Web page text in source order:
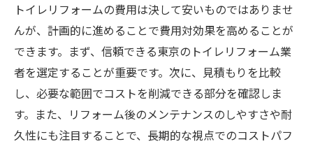
トイレリフォームの費用は決して安いものではありませ
んが、計画的に進めることで費用対効果を高めることが
できます。まず、信頼できる東京のトイレリフォーム業
者を選定することが重要です。次に、見積もりを比較
し、必要な範囲でコストを削減できる部分を確認しま
す。また、リフォーム後のメンテナンスのしやすさや耐
久性にも注目することで、長期的な視点でのコストパフ